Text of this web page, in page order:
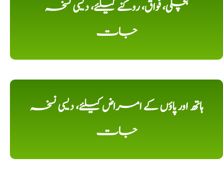
ہچکی، فواق، روکنے کیلئے، دیسی نسخہ
جات
ہاتھ اور پاؤں کے امراض کیلئے، دیسی نسخہ
جات